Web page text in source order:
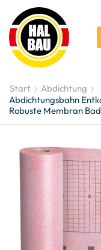
Start
Abdichtung
Abdichtungsbahn
Robuste Membran